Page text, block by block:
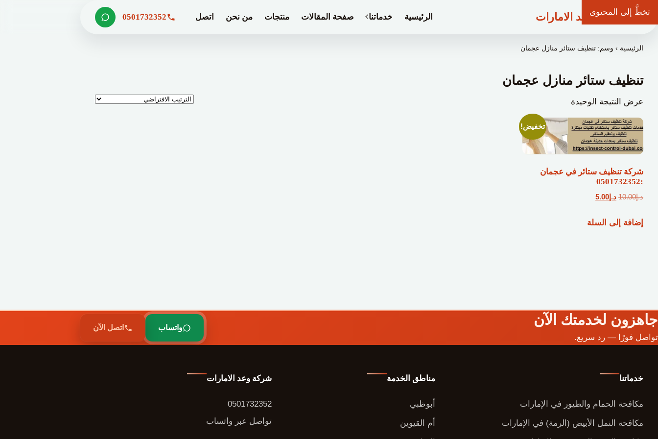
تخطَّ إلى المحتوى
شركة وعد الامارات الرئيسية خدماتنا صفحة المقالات منتجات من نحن اتصل 0501732352
الرئيسية › وسم: تنظيف ستائر منازل عجمان
تنظيف ستائر منازل عجمان
عرض النتيجة الوحيدة
تخفيض!
شركة تنظيف ستائر في عجمان
:0501732352
د.إ10.00 السعر
هو:
د.إ5.00السعر
هو:
إضافة إلى السلة
جاهزون لخدمتك الآن
تواصل فورًا — رد سريع.
واتساب اتصل الآن
خدماتنا
مكافحة الحمام والطيور في الإمارات
مكافحة النمل الأبيض (الرمة) في الإمارات
مناطق الخدمة
أبوظبي
أم القيوين
شركة وعد الامارات
0501732352
تواصل عبر واتساب